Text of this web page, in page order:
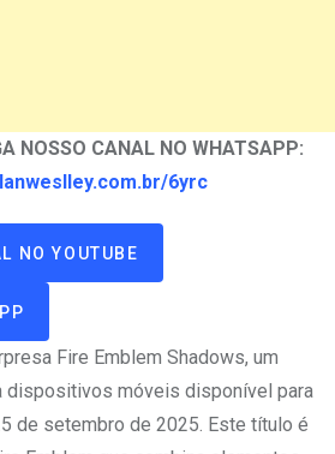
NOSSO CANAL NO WHATSAPP:
6yrc
NO YOUTUBE
Fire Emblem Shadows, um
dispositivos móveis disponível para
de setembro de 2025. Este título é